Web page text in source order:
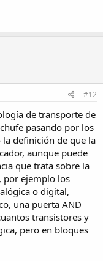
#12
de transporte de
pasando por los
definición de que la
aunque puede
que trata sobre la
por ejemplo los
o digital,
una puerta AND
transistores y
pero en bloques